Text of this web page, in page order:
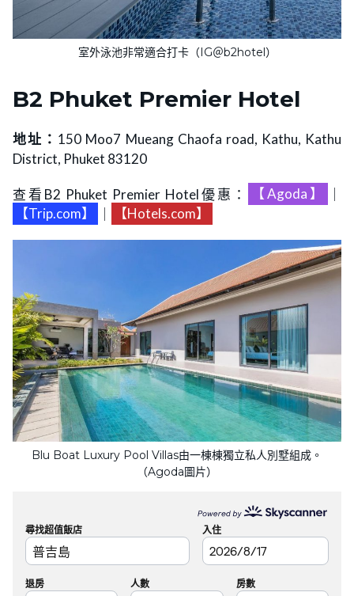
室外泳池非常適合打卡（IG＠b2hotel）
B2 Phuket Premier Hotel
地址： 150 Moo7 Mueang Chaofa road, Kathu, Kathu
District, Phuket 83120
查看B2 Phuket Premier Hotel優惠： 【Agoda】
【Trip.com】
【Hotels.com】
Blu Boat Luxury Pool Villas由一棟棟獨立私人別墅組成。
（Agoda圖片）